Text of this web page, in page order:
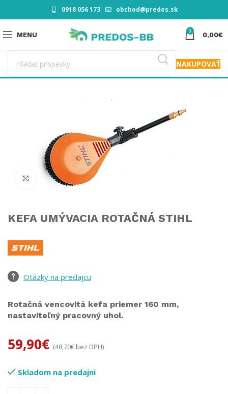
0918 056 173 obchod@predos.sk
MENU 0 0,00€
NAKUPOVAŤ
Click to enlarge
KEFA UMÝVACIA ROTAČNÁ STIHL
Otázky na predajcu
Rotačná vencovitá kefa priemer 160 mm,
nastaviteľný pracovný uhol.
59,90€ (48,70€ bez DPH)
Skladom na predajni